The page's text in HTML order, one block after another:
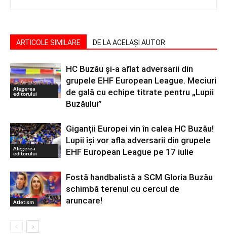
ARTICOLE SIMILARE DE LA ACELAȘI AUTOR
Alegerea
editorului
HC Buzău și-a aflat adversarii din
grupele EHF European League. Meciuri
de gală cu echipe titrate pentru „Lupii
Buzăului”
Alegerea
editorului
Giganții Europei vin în calea HC Buzău!
Lupii își vor afla adversarii din grupele
EHF European League pe 17 iulie
Atletism
Fostă handbalistă a SCM Gloria Buzău
schimbă terenul cu cercul de
aruncare!